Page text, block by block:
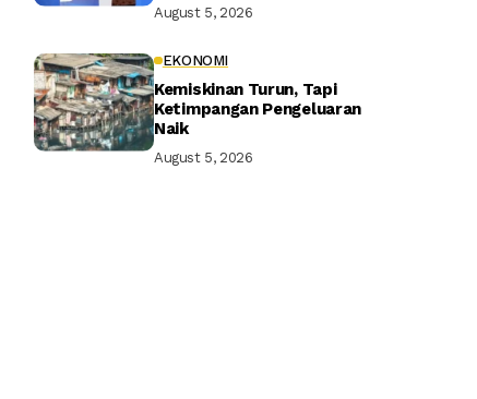
August 5, 2026
EKONOMI
Kemiskinan Turun, Tapi
Ketimpangan Pengeluaran
Naik
August 5, 2026